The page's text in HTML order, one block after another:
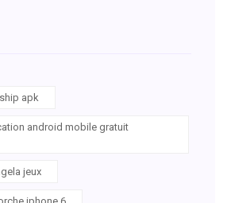
apk
android mobile gratuit
jeux